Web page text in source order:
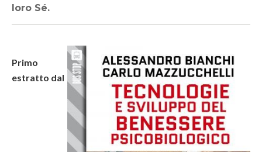
loro Sé.
Primo
estratto dal